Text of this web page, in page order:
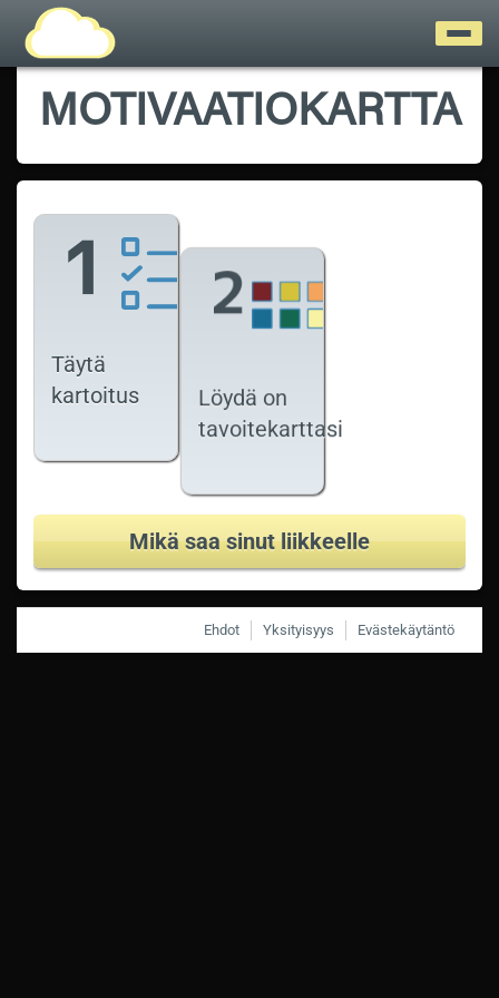
MOTIVAATIOKARTTA
Täytä
kartoitus
Löydä on
tavoitekarttasi
Mikä saa sinut liikkeelle
Ehdot Yksityisyys Evästekäytäntö